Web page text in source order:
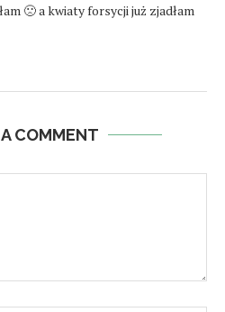
🙁 a kwiaty forsycji już zjadłam
COMMENT